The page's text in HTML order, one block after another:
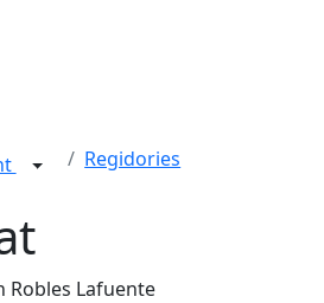
Regidories
Robles Lafuente